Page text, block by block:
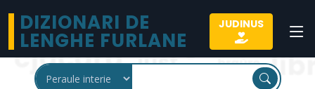
DIZIONARI DE
LENGHE FURLANE
JUDINUS